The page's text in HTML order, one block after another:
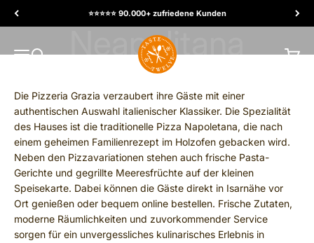
⭐️⭐️⭐️⭐️⭐️ 90.000+ zufriedene Kunden
MENU
Search
TasteTwelve
Cart
Die Pizzeria Grazia verzaubert ihre Gäste mit einer
authentischen Auswahl italienischer Klassiker. Die Spezialität
des Hauses ist die traditionelle Pizza Napoletana, die nach
einem geheimen Familienrezept im Holzofen gebacken wird.
Neben den Pizzavariationen stehen auch frische Pasta-
Gerichte und gegrillte Meeresfrüchte auf der kleinen
Speisekarte. Dabei können die Gäste direkt in Isarnähe vor
Ort genießen oder bequem online bestellen. Frische Zutaten,
moderne Räumlichkeiten und zuvorkommender Service
sorgen für ein unvergessliches kulinarisches Erlebnis in